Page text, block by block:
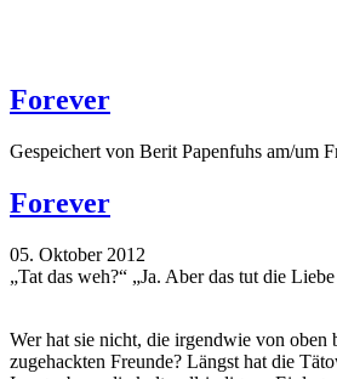
Forever
Gespeichert von Berit Papenfuhs am/um
Forever
05. Oktober 2012
„Tat das weh?“ „Ja. Aber das tut die
Wer hat sie nicht, die irgendwie von oben
zugehackten Freunde? Längst hat die